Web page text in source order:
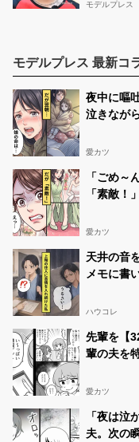
モデルプレス
モデルプレス 最新コ
夜中に嘔
泣きなが
愛カツ
「ごめ
「素敵！
愛カツ
天井の音
メモに書
ハウコレ
先輩を【
輩の夫を
愛カツ
「夜は泣
夫。次の